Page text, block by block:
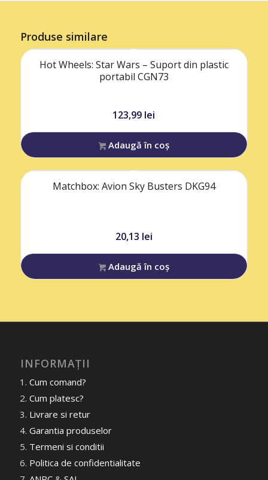
Produse similare
Hot Wheels: Star Wars – Suport din plastic
portabil CGN73
123,99 lei
Adaugă în coș
Matchbox: Avion Sky Busters DKG94
20,13 lei
Adaugă în coș
INFORMAȚII
Cum comand?
Cum platesc?
Livrare si retur
Garantia produselor
Termeni si conditii
Politica de confidentialitate